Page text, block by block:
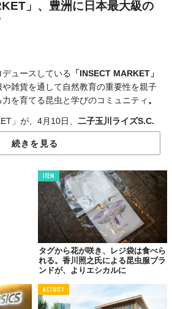
」、豊洲に日本最大級の
デュースしている
「INSECT MARKET」
雑貨を通して自然教育の重要性を親子
を育てる昆虫と学びのコミュニティ 。
」が、4月10日、 二子玉川ライズS.C.
設店「INSECT MARKET豊洲店」を、
豊洲にオープンする
ンドは、昆虫モチーフの服育ブランド
、自然教育絵本「INSECT LAND」 、草花
「Insect Garden」の3つとなり、全商
ような店舗となる予定。
ースを用意し、プレイトンネルやフォト
「大人専用コーナー」を設け、
ごせるような店舗を目指すとのことだ。
気の、
虫かごの形をしたワークショッ
ナルのぬり絵やドリルを自由に楽しむ
続きを見る
ITEM
タグから花が咲き、レジ袋は食べら
れる。香川照之氏による昆虫服ブラ
ンドが、よりエシカルに
ACTIVITY